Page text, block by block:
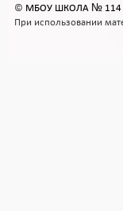
© МБОУ ШКОЛА № 114
При использовании